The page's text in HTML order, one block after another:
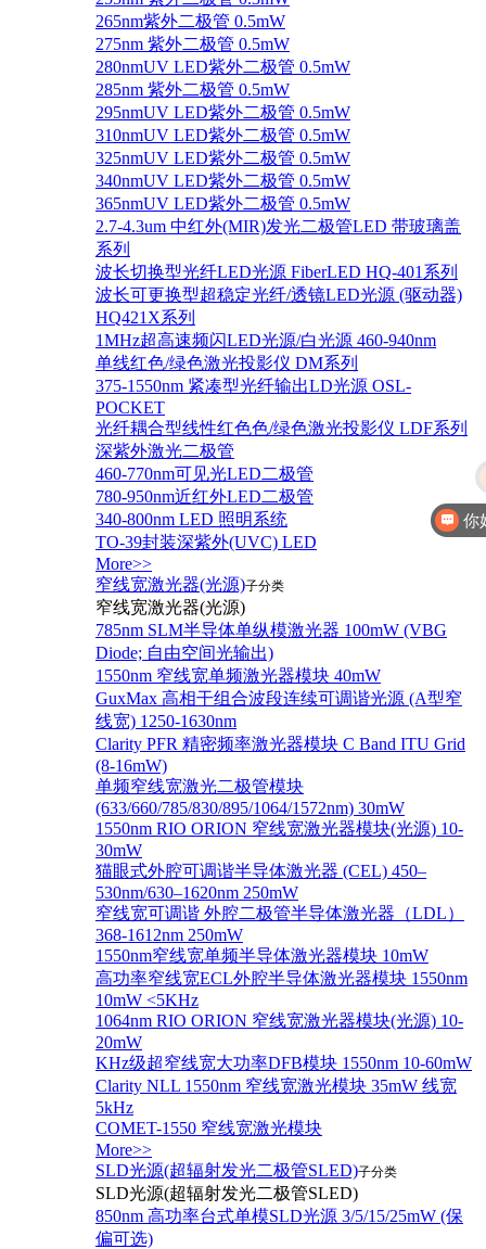
265nm紫外二极管 0.5mW
275nm 紫外二极管 0.5mW
280nmUV LED紫外二极管 0.5mW
285nm 紫外二极管 0.5mW
295nmUV LED紫外二极管 0.5mW
310nmUV LED紫外二极管 0.5mW
325nmUV LED紫外二极管 0.5mW
340nmUV LED紫外二极管 0.5mW
365nmUV LED紫外二极管 0.5mW
2.7-4.3um 中红外(MIR)发光二极管LED 带玻璃盖
系列
波长切换型光纤LED光源 FiberLED HQ-401系列
波长可更换型超稳定光纤/透镜LED光源 (驱动器)
HQ421X系列
1MHz超高速频闪LED光源/白光源 460-940nm
单线红色/绿色激光投影仪 DM系列
375-1550nm 紧凑型光纤输出LD光源 OSL-
POCKET
光纤耦合型线性红色色/绿色激光投影仪 LDF系列
深紫外激光二极管
460-770nm可见光LED二极管
780-950nm近红外LED二极管
340-800nm LED 照明系统
TO-39封装深紫外(UVC) LED
More>>
窄线宽激光器(光源)子分类
窄线宽激光器(光源)
785nm SLM半导体单纵模激光器 100mW (VBG
Diode; 自由空间光输出)
1550nm 窄线宽单频激光器模块 40mW
GuxMax 高相干组合波段连续可调谐光源 (A型窄
线宽) 1250-1630nm
Clarity PFR 精密频率激光器模块 C Band ITU Grid
(8-16mW)
单频窄线宽激光二极管模块
(633/660/785/830/895/1064/1572nm) 30mW
1550nm RIO ORION 窄线宽激光器模块(光源) 10-
30mW
猫眼式外腔可调谐半导体激光器 (CEL) 450–
530nm/630–1620nm 250mW
窄线宽可调谐 外腔二极管半导体激光器（LDL）
368-1612nm 250mW
1550nm窄线宽单频半导体激光器模块 10mW
高功率窄线宽ECL外腔半导体激光器模块 1550nm
10mW <5KHz
1064nm RIO ORION 窄线宽激光器模块(光源) 10-
20mW
KHz级超窄线宽大功率DFB模块 1550nm 10-60mW
Clarity NLL 1550nm 窄线宽激光模块 35mW 线宽
5kHz
COMET-1550 窄线宽激光模块
More>>
SLD光源(超辐射发光二极管SLED)子分类
SLD光源(超辐射发光二极管SLED)
850nm 高功率台式单模SLD光源 3/5/15/25mW (保
偏可选)
你